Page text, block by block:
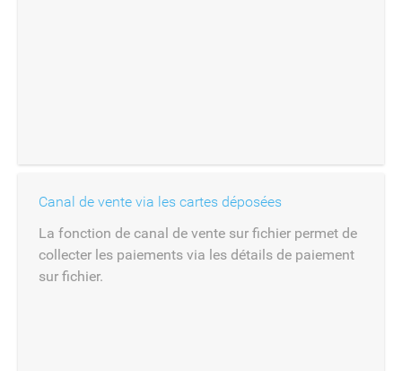
Canal de vente via les cartes déposées
La fonction de canal de vente sur fichier permet de
collecter les paiements via les détails de paiement
sur fichier.